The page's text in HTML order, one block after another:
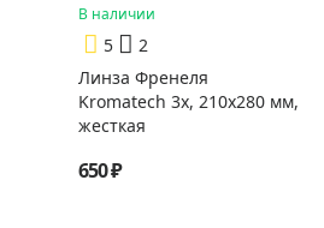
В наличии
5
2
Линза Френеля
Kromatech 3x, 210х280 мм,
жесткая
650 ₽